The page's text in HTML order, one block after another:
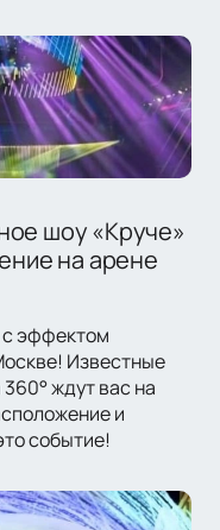
шоу «Круче»
на арене
эффектом
Известные
ждут вас на
и
событие!